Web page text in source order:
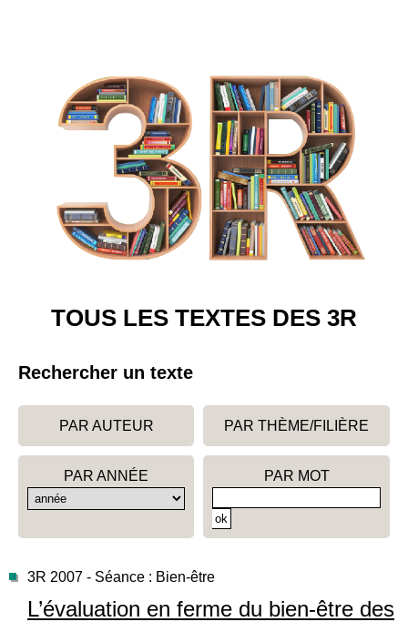
TOUS LES TEXTES DES 3R
Rechercher un texte
PAR AUTEUR PAR THÈME/FILIÈRE
PAR ANNÉE PAR MOT
3R 2007 - Séance : Bien-être
L’évaluation en ferme du bien-être des